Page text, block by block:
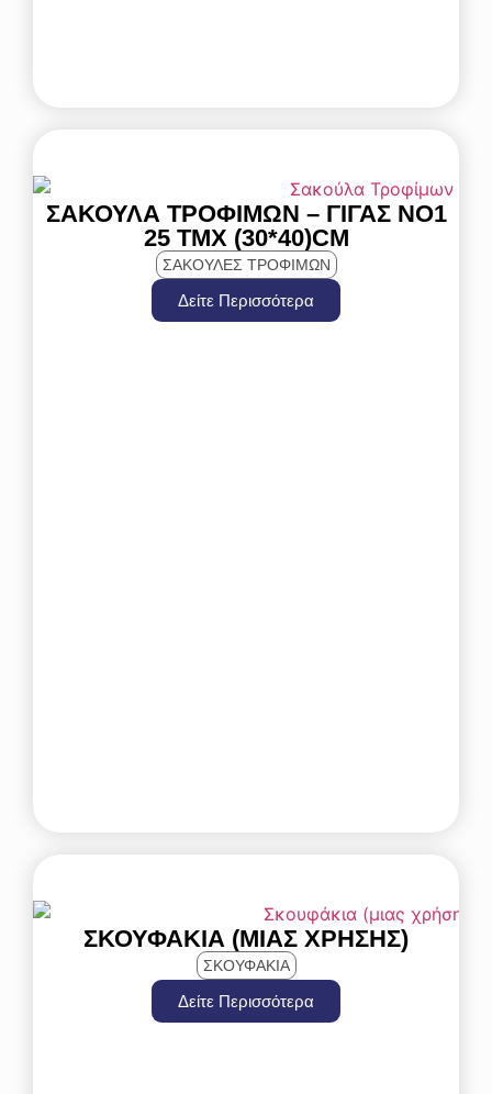
ΣΑΚΟΎΛΑ ΤΡΟΦΊΜΩΝ – ΓΊΓΑΣ NO1
25 ΤΜΧ (30*40)CM
ΣΑΚΟΥΛΕΣ ΤΡΟΦΙΜΩΝ
Δείτε Περισσότερα
ΣΚΟΥΦΆΚΙΑ (ΜΙΑΣ ΧΡΉΣΗΣ)
ΣΚΟΥΦΑΚΙΑ
Δείτε Περισσότερα